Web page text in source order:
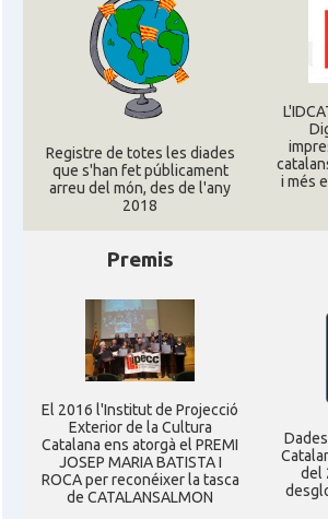
Consolat Consolat general a
Consolat Consolat
Consolat Consolat general a
Consolat Consolat general a
Consolat Consolat general a
Ambaixada
Ambaixada espanyola
* + ambaixades i
Registre de totes les diades
que s'han fet públicament
arreu del món, des de l'any
2018
i més
Premis
El 2016 l'Institut de Projecció
Exterior de la Cultura
Catalana ens atorgà el PREMI
JOSEP MARIA BATISTA I
ROCA per reconéixer la tasca
de CATALANSALMON
del